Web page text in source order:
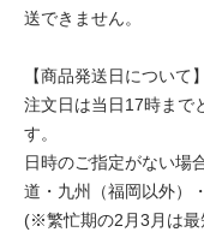
送できません。
【商品発送日について】
注文日は当日17時まで
す。
日時のご指定がない場
道・九州（福岡以外）
(※繁忙期の2月3月は最